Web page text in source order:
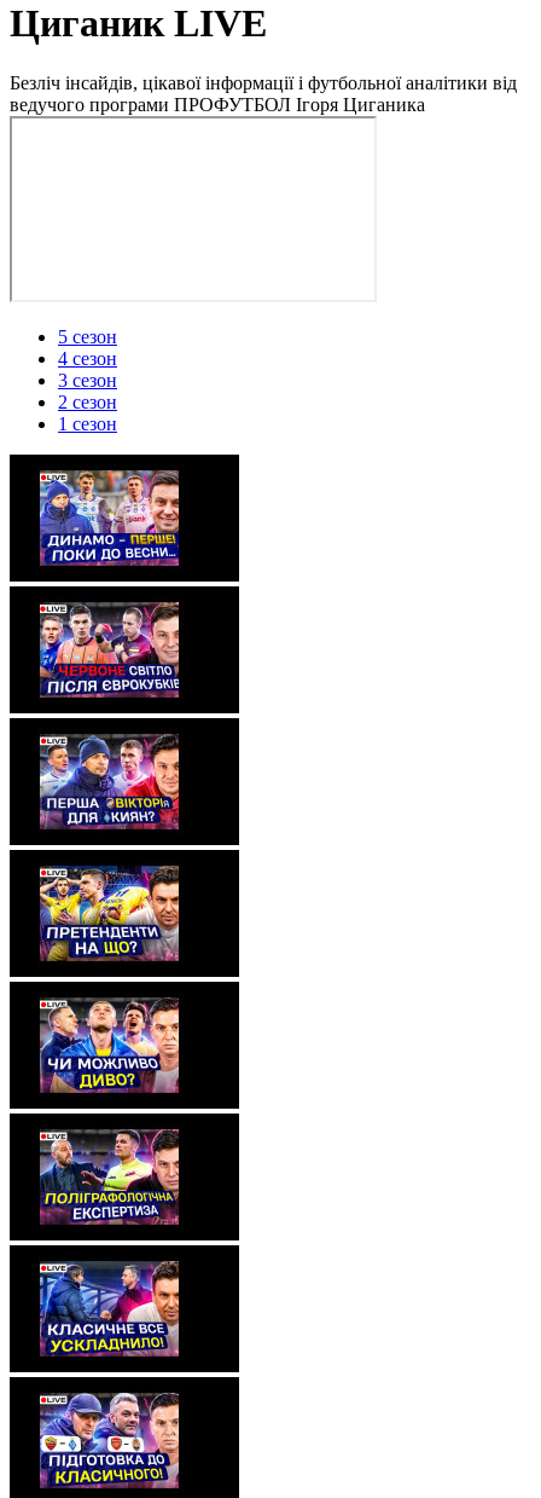
Циганик LIVE
Безліч інсайдів, цікавої інформації і футбольної аналітики від
ведучого програми ПРОФУТБОЛ Ігоря Циганика
5 сезон
4 сезон
3 сезон
2 сезон
1 сезон